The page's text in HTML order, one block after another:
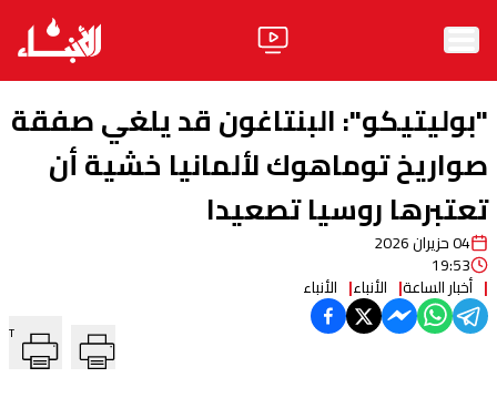
الأخبار
آراء
فيديو
مواقف
وليد جنبلاط
"بوليتيكو": البنتاغون قد يلغي صفقة
صواريخ توماهوك لألمانيا خشية أن
تعتبرها روسيا تصعيدا
04 حزيران 2026
19:53
أخبار الساعة الأنباء الأنباء
T